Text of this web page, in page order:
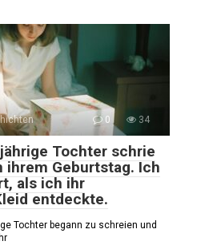
0 34
Tochter schrie
ihrem Geburtstag. Ich
als ich ihr
entdeckte.
Tochter begann zu schreien und